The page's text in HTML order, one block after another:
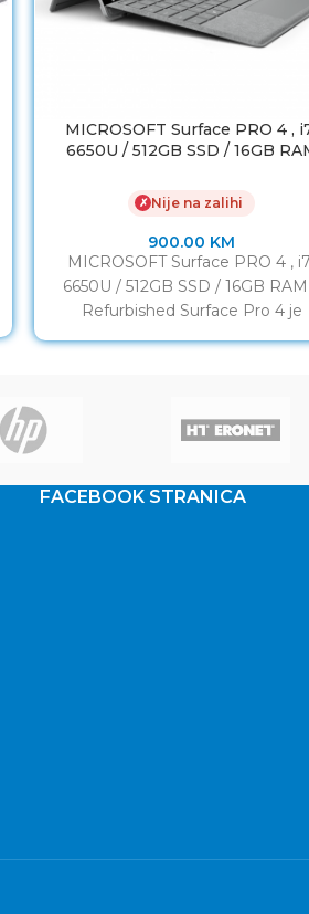
MICROSOFT Surface PRO 4 ,
6650U / 512GB SSD / 16GB
✗ Nije na zalihi
900.00 KM
MICROSOFT Surface PRO 4 ,
6650U / 512GB SSD / 16GB
Refurbished Surface Pro 4 je
FACEBOOK STRANICA